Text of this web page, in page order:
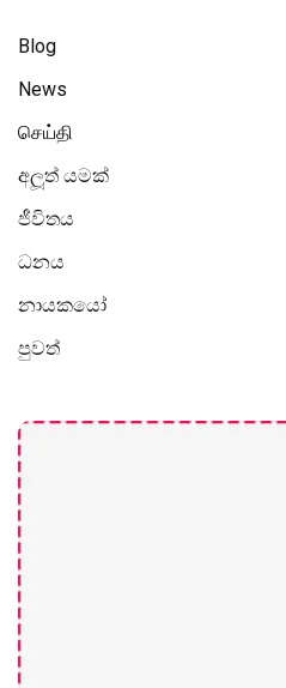
Blog
News
செய்தி
අලූත් යමක්
ජීවිතය
ධනය
නායකයෝ
පුවත්